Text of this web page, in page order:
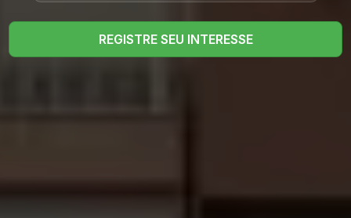
REGISTRE SEU INTERESSE